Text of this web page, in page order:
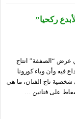
ركحيا”
“الصفقة” انتاج
فيه وأن وباء كورونا
تاج الفنان، ما هي
على فنانين …